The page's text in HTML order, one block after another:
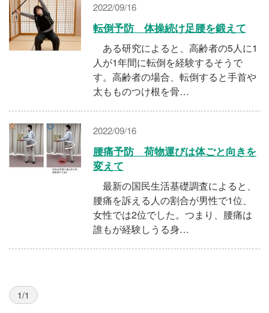
2022/09/16
転倒予防 体操続け足腰を鍛えて
ある研究によると、高齢者の5人に1
人が1年間に転倒を経験するそうで
す。高齢者の場合、転倒すると手首や
太もものつけ根を骨…
2022/09/16
腰痛予防 荷物運びは体ごと向きを
変えて
最新の国民生活基礎調査によると、
腰痛を訴える人の割合が男性で1位、
女性では2位でした。つまり、腰痛は
誰もが経験しうる身…
1/1